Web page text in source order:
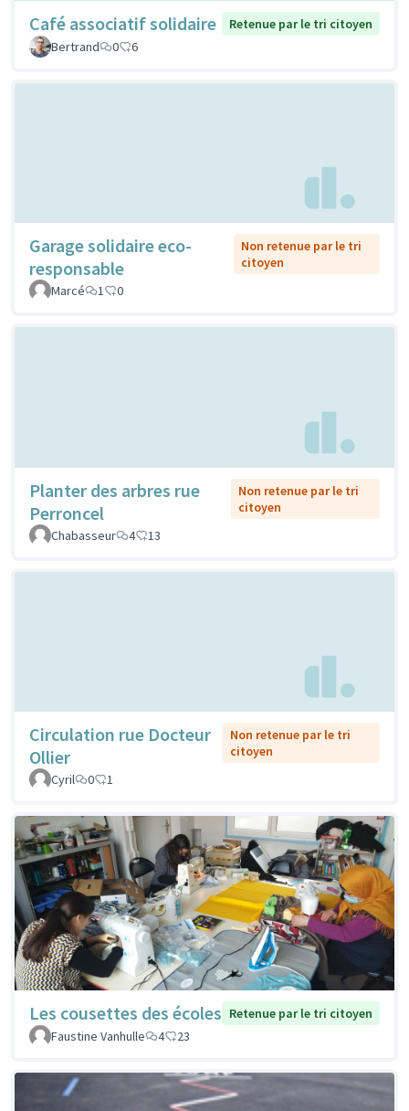
Café associatif solidaire
Retenue par le tri citoyen
Bertrand
0 6
Garage solidaire eco-
responsable
Non retenue par le tri
citoyen
Marcé
1 0
Planter des arbres rue
Perroncel
Non retenue par le tri
citoyen
Chabasseur
4 13
Circulation rue Docteur
Ollier
Non retenue par le tri
citoyen
Cyril
0 1
Les cousettes des écoles Retenue par le tri citoyen
Faustine Vanhulle
4 23